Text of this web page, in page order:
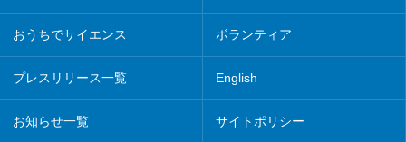
おうちでサイエンス ボランティア
プレスリリース一覧 English
お知らせ一覧 サイトポリシー